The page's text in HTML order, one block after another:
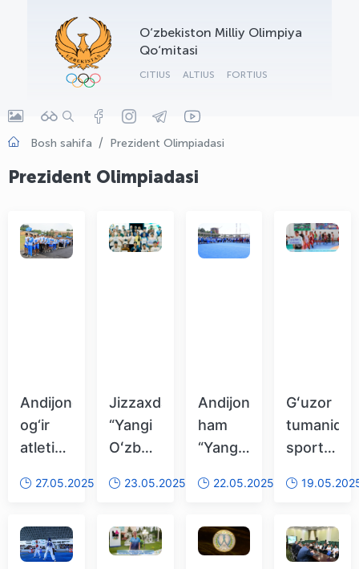
O‘zbekiston Milliy Olimpiya
Qo‘mitasi
CITIUS ALTIUS FORTIUS
Bosh sahifa Prezident Olimpiadasi
Prezident Olimpiadasi
Andijonda
og‘ir
atletika
musobaqalar
27.05.2025
Jizzaxda
“Yangi
Oʻzbekiston
choʻqqilari”
23.05.2025
Andijonda
ham
“Yangi
Olimpiya
bahslari
oʻtkazilmoqda
22.05.2025
Gʻuzor
tumanida
sport
boʻyicha
Olimpiya
OLYMPCHIK AI - yordamchi
Onlayn · olympic.uz